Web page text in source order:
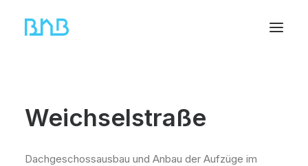
Weichselstraße
Dachgeschossausbau und Anbau der Aufzüge im